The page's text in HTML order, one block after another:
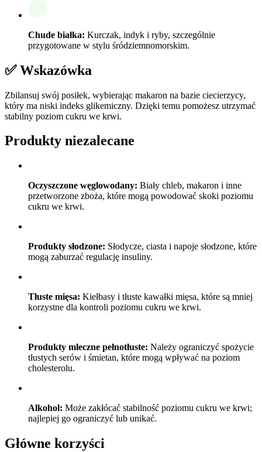
Chude białka: Kurczak, indyk i ryby, szczególnie
przygotowane w stylu śródziemnomorskim.
✅ Wskazówka
Zbilansuj swój posiłek, wybierając makaron na bazie ciecierzycy,
który ma niski indeks glikemiczny. Dzięki temu pomożesz utrzymać
stabilny poziom cukru we krwi.
Produkty niezalecane
Oczyszczone węglowodany: Biały chleb, makaron i inne
przetworzone zboża, które mogą powodować skoki poziomu
cukru we krwi.
Produkty słodzone: Słodycze, ciasta i napoje słodzone, które
mogą zaburzać regulację insuliny.
Tłuste mięsa: Kiełbasy i tłuste kawałki mięsa, które są mniej
korzystne dla kontroli poziomu cukru we krwi.
Produkty mleczne pełnotłuste: Należy ograniczyć spożycie
tłustych serów i śmietan, które mogą wpływać na poziom
cholesterolu.
Alkohol: Może zakłócać stabilność poziomu cukru we krwi;
najlepiej go ograniczyć lub unikać.
Główne korzyści